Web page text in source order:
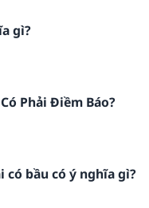
gì?
Phải Điềm Báo?
có bầu có ý nghĩa gì?